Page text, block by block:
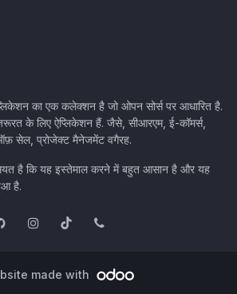
का एक कलेक्शन है जो ओपन सोर्स पर आधारित है.
के लिए ऐप्लिकेशन हैं. जैसे, सीआरएम, ई-कॉमर्स,
सेल, प्रोजेक्ट मैनेजमेंट वगैरह.
है कि यह इस्तेमाल करने में बहुत आसान है और यह
है.
made with